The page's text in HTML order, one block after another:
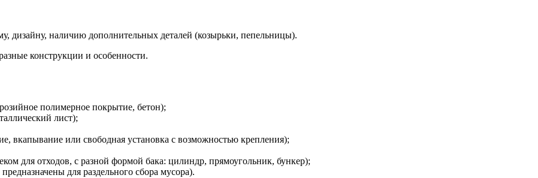
дизайну, наличию дополнительных деталей (козырьки, пепельницы).
конструкции и особенности.
полимерное покрытие, бетон);
лист);
вкапывание или свободная установка с возможностью крепления);
для отходов, с разной формой бака: цилиндр, прямоугольник, бункер);
для раздельного сбора мусора).